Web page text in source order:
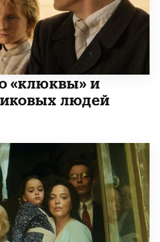
«клюквы» и
людей